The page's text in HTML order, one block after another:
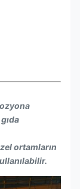
ortamların